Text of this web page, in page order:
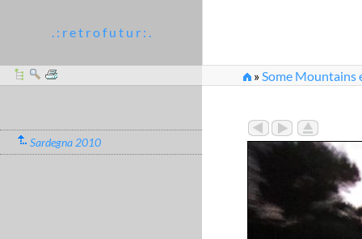
. : r e t r o f u t u r : .
»Some Mountains
Sardegna 2010